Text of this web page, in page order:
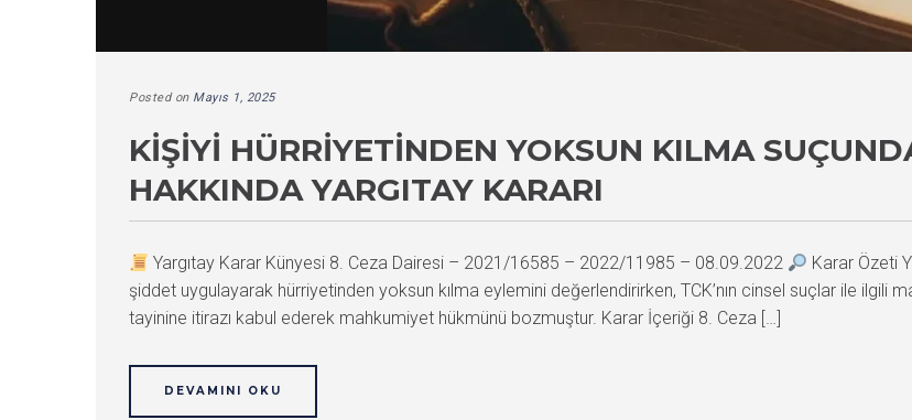
Posted on Mayıs 1, 2025
KIŞIYI HÜRRIYETINDEN YOKSUN KILMA
HAKKINDA YARGITAY KARARI
Yargıtay Karar Künyesi 8. Ceza Dairesi – 2021/16585 – 2022/11985 – 08.09.2022
Karar Özeti
şiddet uygulayarak hürriyetinden yoksun kılma eylemini değerlendirirken, TCK’nın cinsel suçlar ile ilgili
tayinine itirazı kabul ederek mahkumiyet hükmünü bozmuştur. Karar İçeriği 8. Ceza […]
DEVAMINI OKU